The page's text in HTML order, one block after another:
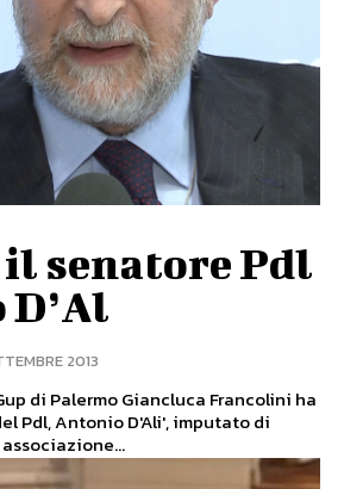
senatore Pdl
2013
di Palermo Giancluca Francolini ha
Pdl, Antonio D'Ali', imputato di